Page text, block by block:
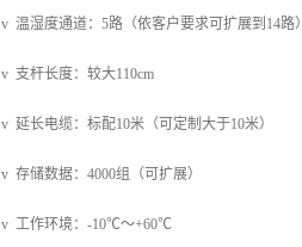
v 温湿度通道：5路（依客户要求可扩展到14路）
v 支杆长度：较大110cm
v 延长电缆：标配10米（可定制大于10米）
v 存储数据：4000组（可扩展）
v 工作环境：-10℃～+60℃